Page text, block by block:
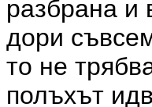
разбрана и
дори
то не
полъхът